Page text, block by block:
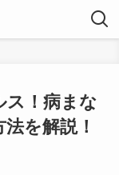
ス！病まな
を解説！